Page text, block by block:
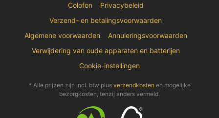
Colofon
Privacybeleid
Verzend- en betalingsvoorwaarden
Algemene voorwaarden
Annuleringsvoorwaarden
Verwijdering van oude apparaten en batterijen
Cookie-instellingen
* Alle prijzen zijn incl. btw plus verzendkosten en mogelijke
bezorgkosten, tenzij anders vermeld.